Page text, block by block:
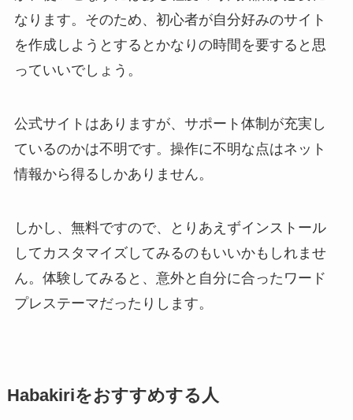
なります。そのため、初心者が自分好みのサイト
を作成しようとするとかなりの時間を要すると思
っていいでしょう。
公式サイトはありますが、サポート体制が充実し
ているのかは不明です。操作に不明な点はネット
情報から得るしかありません。
しかし、無料ですので、とりあえずインストール
してカスタマイズしてみるのもいいかもしれませ
ん。体験してみると、意外と自分に合ったワード
プレステーマだったりします。
Habakiriをおすすめする人